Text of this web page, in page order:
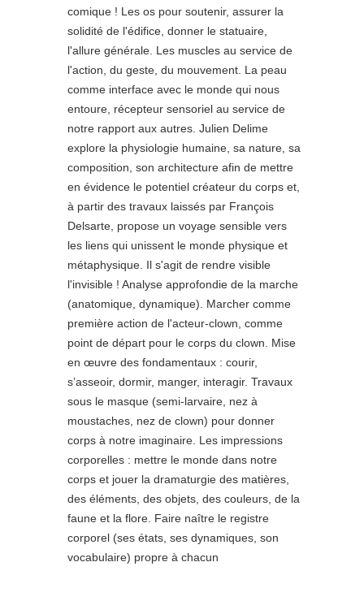
comique ! Les os pour soutenir, assurer la
solidité de l'édifice, donner le statuaire,
l'allure générale. Les muscles au service de
l'action, du geste, du mouvement. La peau
comme interface avec le monde qui nous
entoure, récepteur sensoriel au service de
notre rapport aux autres. Julien Delime
explore la physiologie humaine, sa nature, sa
composition, son architecture afin de mettre
en évidence le potentiel créateur du corps et,
à partir des travaux laissés par François
Delsarte, propose un voyage sensible vers
les liens qui unissent le monde physique et
métaphysique. Il s'agit de rendre visible
l'invisible ! Analyse approfondie de la marche
(anatomique, dynamique). Marcher comme
première action de l'acteur-clown, comme
point de départ pour le corps du clown. Mise
en œuvre des fondamentaux : courir,
s’asseoir, dormir, manger, interagir. Travaux
sous le masque (semi-larvaire, nez à
moustaches, nez de clown) pour donner
corps à notre imaginaire. Les impressions
corporelles : mettre le monde dans notre
corps et jouer la dramaturgie des matières,
des éléments, des objets, des couleurs, de la
faune et la flore. Faire naître le registre
corporel (ses états, ses dynamiques, son
vocabulaire) propre à chacun